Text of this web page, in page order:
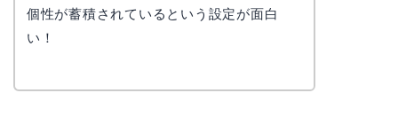
個性が蓄積されているという設定が面白
い！